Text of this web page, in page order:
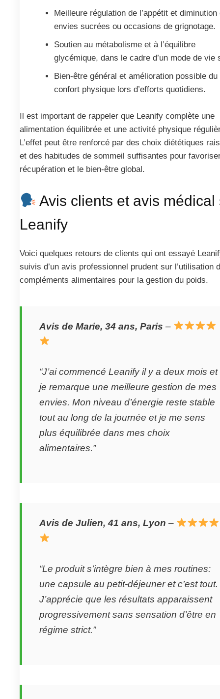
Meilleure régulation de l’appétit et diminution
envies sucrées ou occasions de grignotage.
Soutien au métabolisme et à l’équilibre
glycémique, dans le cadre d’un mode de vie
Bien-être général et amélioration possible du
confort physique lors d’efforts quotidiens.
Il est important de rappeler que Leanify complète une
alimentation équilibrée et une activité physique
L’effet peut être renforcé par des choix diététiques
et des habitudes de sommeil suffisantes pour
récupération et le bien-être global.
Avis clients et avis médical
Leanify
Voici quelques retours de clients qui ont essayé
suivis d’un avis professionnel prudent sur l’utilisation
compléments alimentaires pour la gestion du poids.
Avis de Marie, 34 ans, Paris –
“J’ai commencé Leanify il y a deux mois et
je remarque une meilleure gestion de mes
envies. Mon niveau d’énergie reste stable
tout au long de la journée et je me sens
plus équilibrée dans mes choix
alimentaires.”
Avis de Julien, 41 ans, Lyon –
“Le produit s’intègre bien à mes routines:
une capsule au petit-déjeuner et c’est tout.
J’apprécie que les résultats apparaissent
progressivement sans sensation d’être en
régime strict.”